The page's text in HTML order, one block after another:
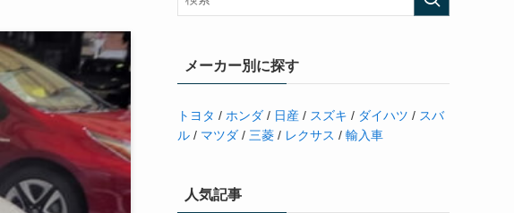
メーカー別に探す
トヨタ / ホンダ / 日産 / スズキ / ダイハツ / スバ
ル / マツダ / 三菱 / レクサス / 輸入車
人気記事